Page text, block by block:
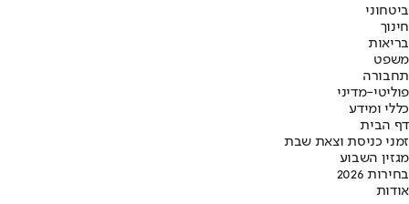
ביטחוני
חינוך
בריאות
משפט
תחבורה
פוליטי-מדיני
כללי ומידע
דף הבית
זמני כניסת וצאת שבת
מגזין השבוע
בחירות 2026
אודות